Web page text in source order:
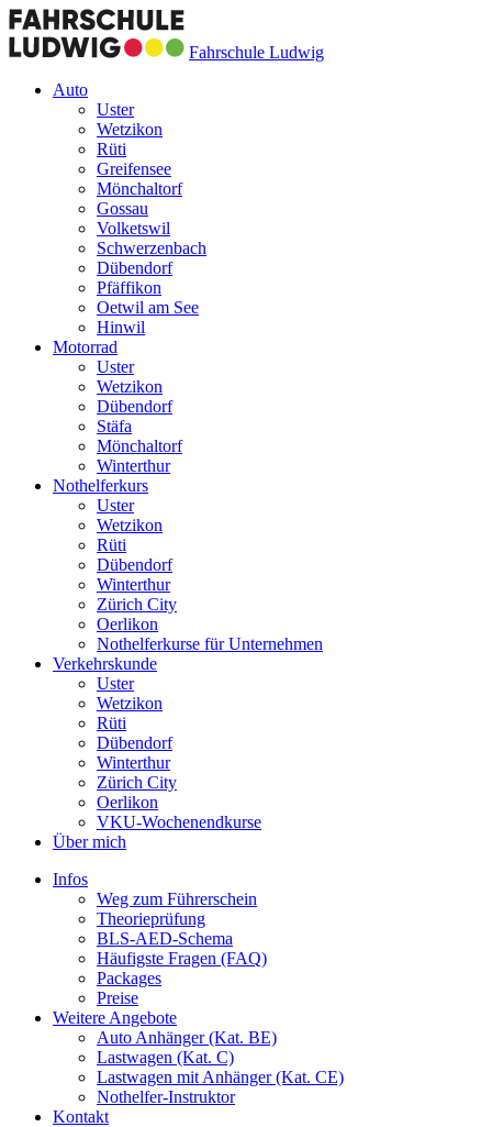
Fahrschule Ludwig
Auto
Uster
Wetzikon
Rüti
Greifensee
Mönchaltorf
Gossau
Volketswil
Schwerzenbach
Dübendorf
Pfäffikon
Oetwil am See
Hinwil
Motorrad
Uster
Wetzikon
Dübendorf
Stäfa
Mönchaltorf
Winterthur
Nothelferkurs
Uster
Wetzikon
Rüti
Dübendorf
Winterthur
Zürich City
Oerlikon
Nothelferkurse für Unternehmen
Verkehrskunde
Uster
Wetzikon
Rüti
Dübendorf
Winterthur
Zürich City
Oerlikon
VKU-Wochenendkurse
Über mich
Infos
Weg zum Führerschein
Theorieprüfung
BLS-AED-Schema
Häufigste Fragen (FAQ)
Packages
Preise
Weitere Angebote
Auto Anhänger (Kat. BE)
Lastwagen (Kat. C)
Lastwagen mit Anhänger (Kat. CE)
Nothelfer-Instruktor
Kontakt